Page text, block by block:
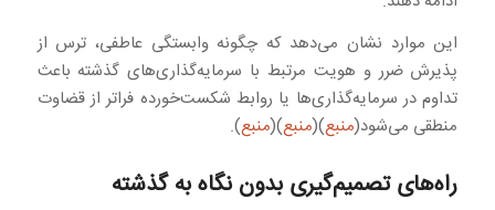
این موارد نشان می‌دهد که چگونه وابستگی عاطفی، ترس از
پذیرش ضرر و هویت مرتبط با سرمایه‌گذاری‌های گذشته باعث
تداوم در سرمایه‌گذاری‌ها یا روابط شکست‌خورده فراتر از قضاوت
منطقی می‌شود(منبع)(منبع)(منبع).
راه‌های تصمیم‌گیری بدون نگاه به گذشته